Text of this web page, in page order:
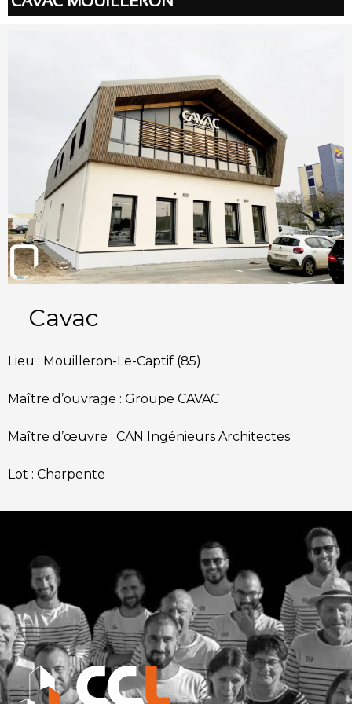
Cavac
Lieu : Mouilleron-Le-Captif (85)
Maître d’ouvrage : Groupe CAVAC
Maître d’œuvre : CAN Ingénieurs Architectes
Lot : Charpente